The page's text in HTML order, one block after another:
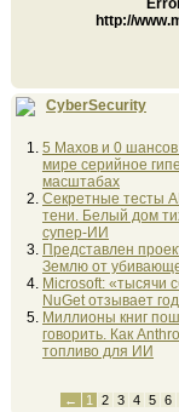
http://
CyberSecurity
5 Махов и 0
мире серийное
масштабах
Секретные тесты
тени. Белый дом
супер-ИИ
Представлен
Землю от
Microsoft: «тысячи
NuGet отзывает
Миллионы книг
говорить. Как
топливо для ИИ
← 1 2 3 4 5 6